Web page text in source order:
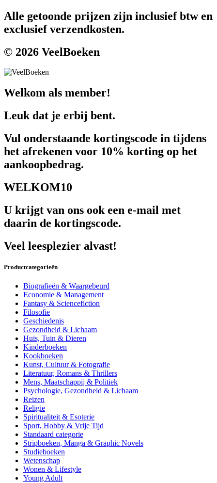
Alle getoonde prijzen zijn inclusief btw en
exclusief verzendkosten.
© 2026 VeelBoeken
Welkom als member!
Leuk dat je erbij bent.
Vul onderstaande kortingscode in tijdens
het afrekenen voor 10% korting op het
aankoopbedrag.
WELKOM10
U krijgt van ons ook een e-mail met
daarin de kortingscode.
Veel leesplezier alvast!
Productcategorieën
Biografieën & Waargebeurd
Economie & Management
Fantasy & Sciencefiction
Filosofie
Geschiedenis
Gezondheid & Lichaam
Huis, Tuin & Dieren
Kinderboeken
Kookboeken
Kunst, Cultuur & Fotografie
Literatuur, Romans & Thrillers
Mens, Maatschappij & Politiek
Psychologie, Gezondheid & Lichaam
Reizen
Religie
Spiritualiteit & Esoterie
Sport, Hobby & Vrije Tijd
Standaard categorie
Stripboeken, Manga & Graphic Novels
Studieboeken
Wetenschap
Wonen & Lifestyle
Young Adult